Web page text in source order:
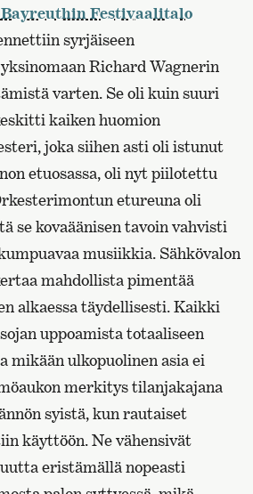
Bayreuthin Festivaalitalo
syrjäiseen
Richard Wagnerin
varten. Se oli kuin suuri
kaiken huomion
joka siihen asti oli istunut
etuosassa, oli nyt piilotettu
etureuna oli
se kovaäänisen tavoin vahvisti
musiikkia. Sähkövalon
mahdollista pimentää
alkaessa täydellisesti. Kaikki
uppoamista totaaliseen
mikään ulkopuolinen asia ei
merkitys tilanjakajana
syistä, kun rautaiset
käyttöön. Ne vähensivät
eristämällä nopeasti